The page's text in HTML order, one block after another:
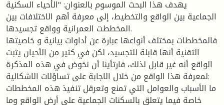
يهدف هذا البحث الموسوم بالعنوان: "الأحياء السكنية
الجماعية بين الواقع والتخطيط، إلى معرفة أهم الاختلافات بين
المخططت العمرانية وواقع تجسيدها.
فالمخططات بمختلف أنواعها عبارة عن أداوات بيانية و خاصيتها
التقنية أنها قابلة للتجسيد، لكن في كثير من الأحيان يثبت
الواقع أنه غير قابل لذلك، فارتأينا أن نخوض في هذه المذكرة
لمعرفة هذا الواقع من خلال الاجابة على تساؤلات الاشكالية:
ما الأسباب والعوامل التي تمنع وتعرقل تنفيذ هذه المخططات
خاصة فيما يتعلق بالسكنات الجماعية على أرض الواقع وما